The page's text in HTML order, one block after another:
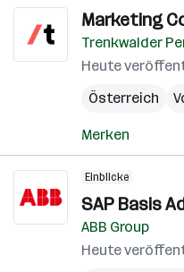
Marketing
Trenkwalder
Heute
Österreich
Merken
Einblicke
SAP Basis
ABB Group
Heute